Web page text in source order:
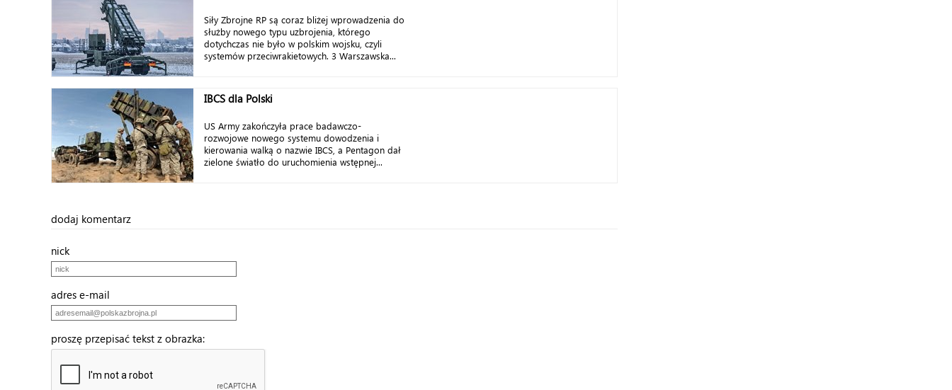
Siły Zbrojne RP są coraz bliżej wprowadzenia do
służby nowego typu uzbrojenia, którego
dotychczas nie było w polskim wojsku, czyli
systemów przeciwrakietowych. 3 Warszawska...
IBCS dla Polski
US Army zakończyła prace badawczo-
rozwojowe nowego systemu dowodzenia i
kierowania walką o nazwie IBCS, a Pentagon dał
zielone światło do uruchomienia wstępnej...
dodaj komentarz
nick
adres e-mail
proszę przepisać tekst z obrazka: